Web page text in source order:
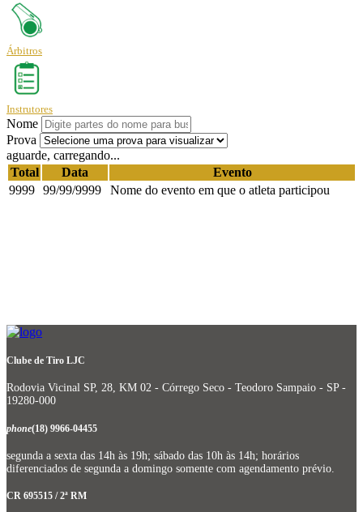
Árbitros
Instrutores
Nome
Prova
aguarde, carregando...
Total
Data
Evento
9999 99/99/9999 Nome do evento em que o atleta participou
Clube de Tiro LJC
Rodovia Vicinal SP, 28, KM 02 - Córrego Seco - Teodoro Sampaio - SP -
19280-000
phone(18) 9966-04455
segunda a sexta das 14h às 19h; sábado das 10h às 14h; horários
diferenciados de segunda a domingo somente com agendamento prévio.
CR 695515 / 2ª RM